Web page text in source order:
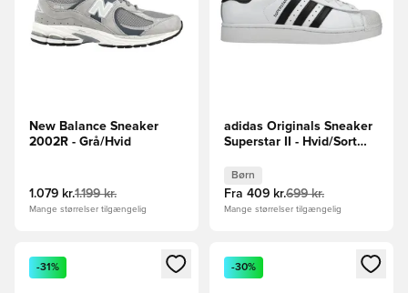
New Balance Sneaker
2002R - Grå/Hvid
1.079 kr.1.199 kr.
Mange størrelser tilgængelig
adidas Originals Sneaker
Superstar II - Hvid/Sort
Børn
Fra 409 kr.699 kr.
Mange størrelser tilgængelig
Åbner en Modal til at logge ind eller tilmelde dig som
-31%
Åbner en Modal til at logge
-30%